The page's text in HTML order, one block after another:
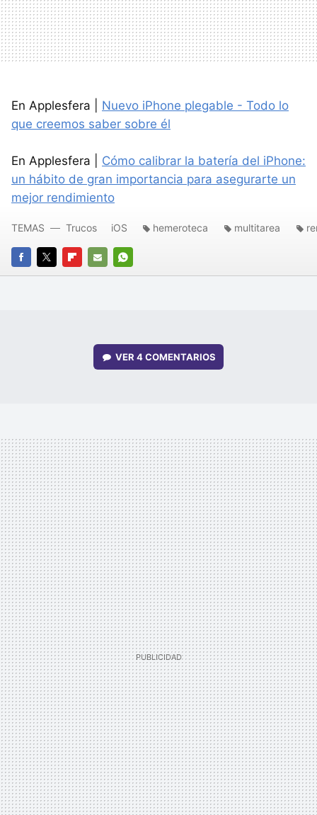
En Applesfera | Nuevo iPhone plegable - Todo lo
que creemos saber sobre él
En Applesfera | Cómo calibrar la batería del iPhone:
un hábito de gran importancia para asegurarte un
mejor rendimiento
FACEBOOK
TWITTERFLIPBOARD
E-
WHATSAPP
TEMAS Trucos iOS hemeroteca multitarea
VER 4 COMENTARIOS